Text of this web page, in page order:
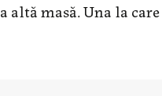
altă masă. Una la care